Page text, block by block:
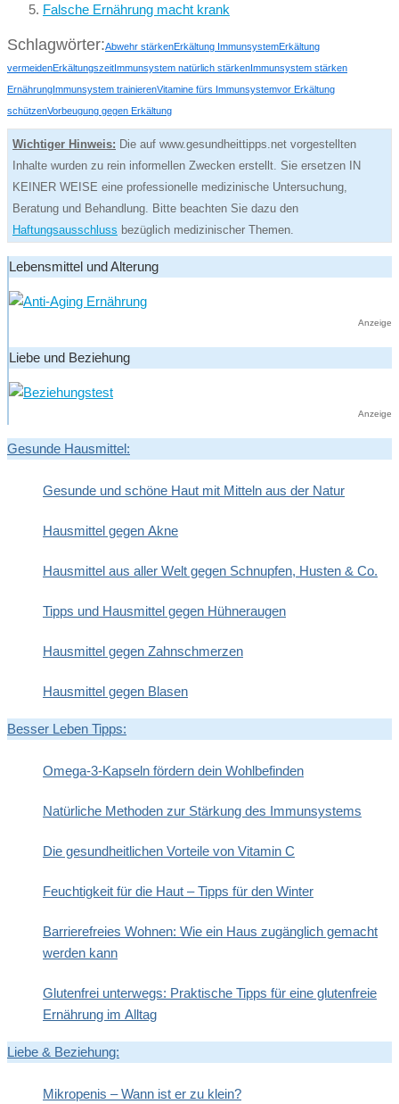
Falsche Ernährung macht krank
Schlagwörter:Abwehr stärkenErkältung ImmunsystemErkältung
vermeidenErkältungszeitImmunsystem natürlich stärkenImmunsystem stärken
ErnährungImmunsystem trainierenVitamine fürs Immunsystemvor Erkältung
schützenVorbeugung gegen Erkältung
Wichtiger Hinweis: Die auf www.gesundheittipps.net vorgestellten
Inhalte wurden zu rein informellen Zwecken erstellt. Sie ersetzen IN
KEINER WEISE eine professionelle medizinische Untersuchung,
Beratung und Behandlung. Bitte beachten Sie dazu den
Haftungsausschluss bezüglich medizinischer Themen.
Lebensmittel und Alterung
Anzeige
Liebe und Beziehung
Anzeige
Gesunde Hausmittel:
Gesunde und schöne Haut mit Mitteln aus der Natur
Hausmittel gegen Akne
Hausmittel aus aller Welt gegen Schnupfen, Husten & Co.
Tipps und Hausmittel gegen Hühneraugen
Hausmittel gegen Zahnschmerzen
Hausmittel gegen Blasen
Besser Leben Tipps:
Omega-3-Kapseln fördern dein Wohlbefinden
Natürliche Methoden zur Stärkung des Immunsystems
Die gesundheitlichen Vorteile von Vitamin C
Feuchtigkeit für die Haut – Tipps für den Winter
Barrierefreies Wohnen: Wie ein Haus zugänglich gemacht
werden kann
Glutenfrei unterwegs: Praktische Tipps für eine glutenfreie
Ernährung im Alltag
Liebe & Beziehung:
Mikropenis – Wann ist er zu klein?